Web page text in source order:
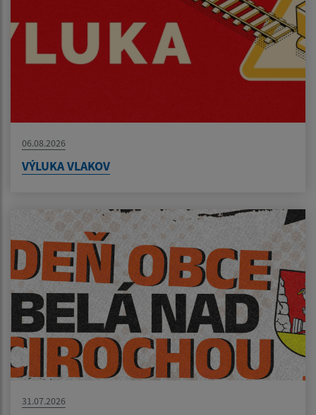
06.08.2026
VÝLUKA VLAKOV
31.07.2026